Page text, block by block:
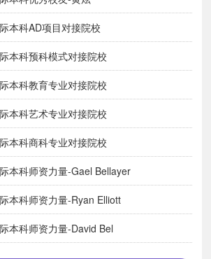
本科AD项目对接院校
本科预科模式对接院校
本科教育专业对接院校
本科艺术专业对接院校
本科商科专业对接院校
本科师资力量-Gael Bellayer
本科师资力量-Ryan Elliott
本科师资力量-David Bel